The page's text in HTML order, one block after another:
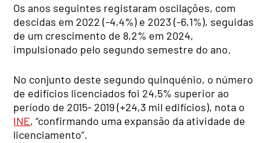
Os anos seguintes registaram oscilações, com
descidas em 2022 (-4,4%) e 2023 (-6,1%), seguidas
de um crescimento de 8,2% em 2024,
impulsionado pelo segundo semestre do ano.
No conjunto deste segundo quinquénio, o número
de edifícios licenciados foi 24,5% superior ao
período de 2015- 2019 (+24,3 mil edifícios), nota o
INE, “confirmando uma expansão da atividade de
licenciamento”.